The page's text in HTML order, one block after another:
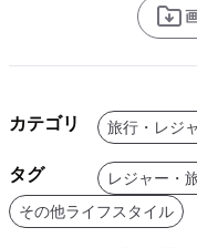
カテゴリ 旅行・レジ
タグ レジャー・
その他ライフスタイル